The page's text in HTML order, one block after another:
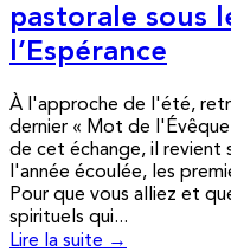
pastorale sous
l’Espérance
À l'approche de l'été,
dernier « Mot de
de cet échange, il revient
l'année écoulée, les
Pour que vous alliez et
spirituels qui...
Lire la suite →